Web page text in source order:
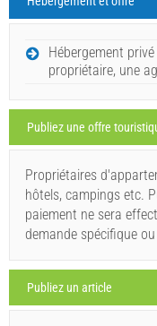
Lika et Gorski
Croatie
Hébergement
propriétaire, une
Publiez une offre
Propriétaires
hôtels, campings etc.
paiement ne sera
demande spécifique
Publiez un article